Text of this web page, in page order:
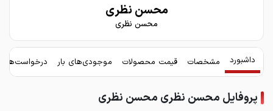
محسن نظری
محسن نظری
داشبورد مشخصات قیمت محصولات موجودی‌های بار
پروفایل محسن نظری محسن نظری